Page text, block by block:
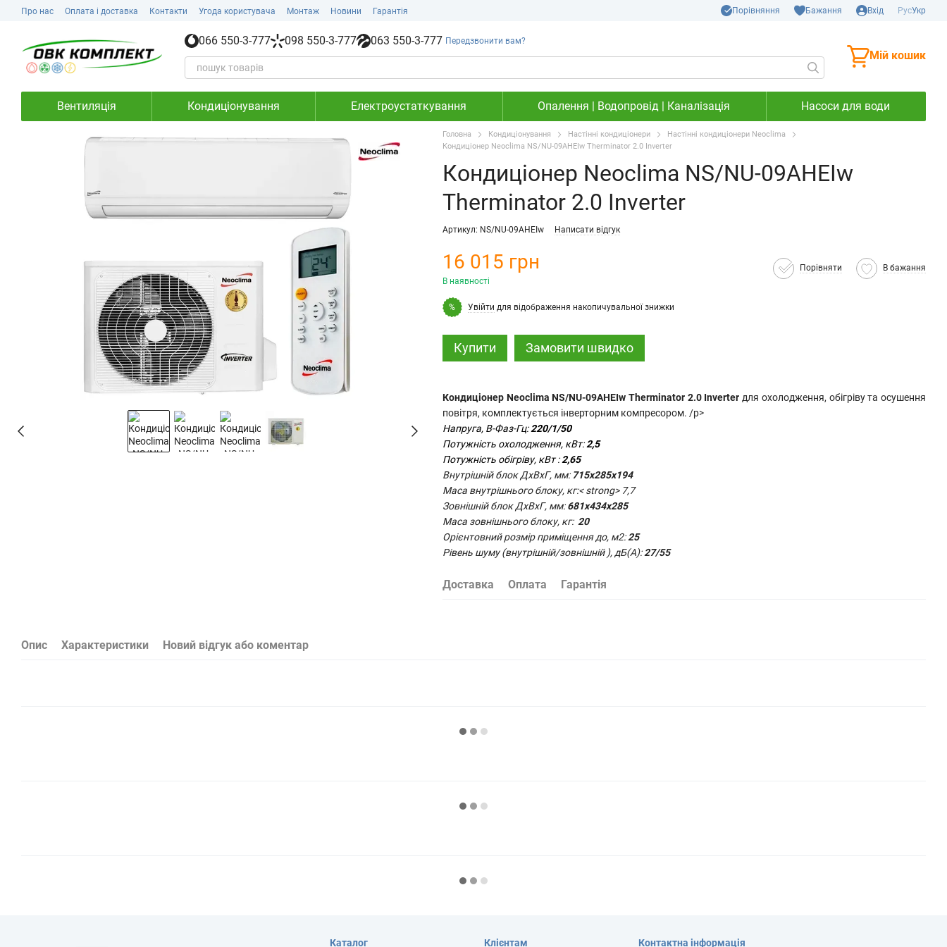
Перейти до основного контенту
Про нас Оплата і доставка Контакти Угода користувача Монтаж Новини Гарантія Порівняння Бажання Вхід РусУкр
066 550-3-777 098 550-3-777 063 550-3-777 Передзвонити вам?
Мій кошик
Вентиляція Кондиціонування Електроустаткування Опалення | Водопровід | Каналізація Насоси для води
Головна Кондиціонування Настінні кондиціонери
Настінні кондиціонери Neoclima
Кондиціонер Neoclima NS/NU-09AHEIw Therminator 2.0 Inverter
Кондиціонер Neoclima NS/NU-09AHEIw
Therminator 2.0 Inverter
Артикул: NS/NU-09AHEIw Написати відгук
16 015 грн
В наявності
Порівняти В бажання
% Увійти для відображення накопичувальної знижки
Купити Замовити швидко
Кондиціонер NeoclimaNS/NU-09AHEIw Therminator 2.0 Inverter для охолодження, обігріву та осушення
повітря, комплектується інверторним компресором. /p>
Напруга, В-Фаз-Гц:220/1/50
Потужність охолодження, кВт:2,5
Потужність обігріву, кВт :2,65
Внутрішній блок ДхВхГ, мм: 715x285x194
Маса внутрішнього блоку, кг:< strong> 7,7
Зовнішній блок ДхВхГ, мм:681x434x285
Маса зовнішнього блоку, кг: 20
Орієнтовний розмір приміщення до, м2:25
Рівень шуму (внутрішній/зовнішній ), дБ(А):27/55
Доставка Оплата Гарантія
Опис Характеристики Новий відгук або коментар
Каталог Клієнтам Контактна інформація